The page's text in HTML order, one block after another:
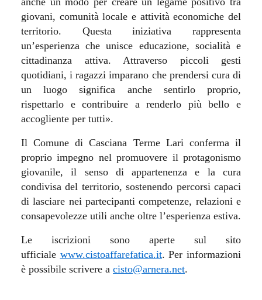
giovani, comunità locale e attività economiche del
territorio. Questa iniziativa rappresenta
un’esperienza che unisce educazione, socialità e
cittadinanza attiva. Attraverso piccoli gesti
quotidiani, i ragazzi imparano che prendersi cura di
un luogo significa anche sentirlo proprio,
rispettarlo e contribuire a renderlo più bello e
accogliente per tutti».
Il Comune di Casciana Terme Lari conferma il
proprio impegno nel promuovere il protagonismo
giovanile, il senso di appartenenza e la cura
condivisa del territorio, sostenendo percorsi capaci
di lasciare nei partecipanti competenze, relazioni e
consapevolezze utili anche oltre l’esperienza estiva.
Le iscrizioni sono aperte sul sito
ufficiale www.cistoaffarefatica.it. Per informazioni
è possibile scrivere a cisto@arnera.net.